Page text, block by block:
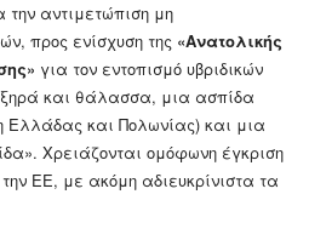
την αντιμετώπιση μη
προς ενίσχυση της «Ανατολικής
για τον εντοπισμό υβριδικών
και θάλασσα, μια ασπίδα
Ελλάδας και Πολωνίας) και μια
Χρειάζονται ομόφωνη έγκριση
ΕΕ, με ακόμη αδιευκρίνιστα τα